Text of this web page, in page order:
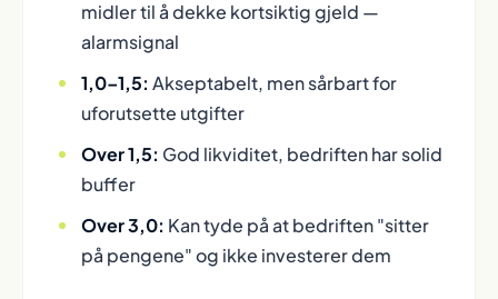
midler til å dekke kortsiktig gjeld —
alarmsignal
1,0–1,5: Akseptabelt, men sårbart for
uforutsette utgifter
Over 1,5: God likviditet, bedriften har solid
buffer
Over 3,0: Kan tyde på at bedriften "sitter
på pengene" og ikke investerer dem